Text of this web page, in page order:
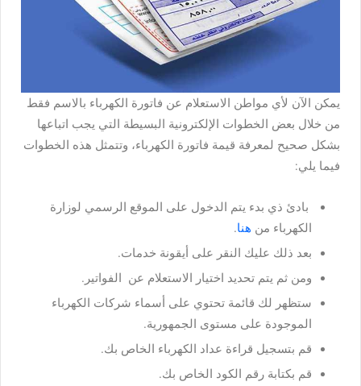
يمكن الآن لأي مواطن الاستعلام عن فاتورة الكهرباء بالاسم فقط
من خلال بعض الخطوات الإلكترونية البسيطة التي يجب اتباعها
بشكل صحيح لمعرفة قيمة فاتورة الكهرباء، وتتمثل هذه الخطوات
فيما يلي:
بادئ ذي بدء يتم الدخول على الموقع الرسمي لوزارة
الكهرباء من هنا.
بعد ذلك عليك النقر على أيقونة خدمات.
ومن ثم يتم تحديد اختيار الاستعلام عن الفواتير.
ستظهر لك قائمة تحتوي على أسماء شركات الكهرباء
الموجودة على مستوى الجمهورية.
قم بتسجيل قراءة عداد الكهرباء الخاص بك.
قم بكتابة رقم الكود الخاص بك.